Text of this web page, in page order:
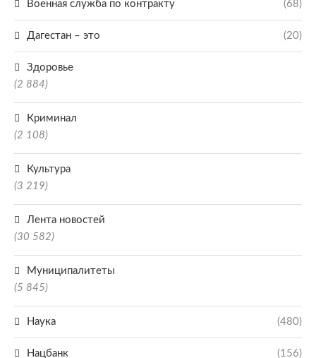
Военная служба по контракту (68)
Дагестан – это (20)
Здоровье
(2 884)
Криминал
(2 108)
Культура
(3 219)
Лента новостей
(30 582)
Муниципалитеты
(5 845)
Наука (480)
Нацбанк (156)